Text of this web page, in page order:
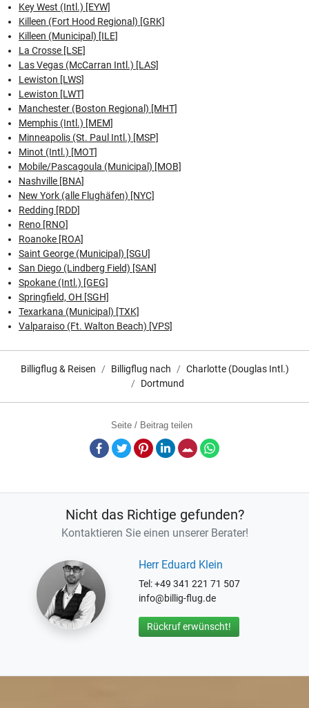
Key West (Intl.) [EYW]
Killeen (Fort Hood Regional) [GRK]
Killeen (Municipal) [ILE]
La Crosse [LSE]
Las Vegas (McCarran Intl.) [LAS]
Lewiston [LWS]
Lewiston [LWT]
Manchester (Boston Regional) [MHT]
Memphis (Intl.) [MEM]
Minneapolis (St. Paul Intl.) [MSP]
Minot (Intl.) [MOT]
Mobile/Pascagoula (Municipal) [MOB]
Nashville [BNA]
New York (alle Flughäfen) [NYC]
Redding [RDD]
Reno [RNO]
Roanoke [ROA]
Saint George (Municipal) [SGU]
San Diego (Lindberg Field) [SAN]
Spokane (Intl.) [GEG]
Springfield, OH [SGH]
Texarkana (Municipal) [TXK]
Valparaiso (Ft. Walton Beach) [VPS]
Billigflug & Reisen Billigflug nach
Charlotte (Douglas Intl.)
Dortmund
Seite / Beitrag teilen
Facebook
TwitterPinterestLinkedInE-Mail
Nicht das Richtige gefunden?
Kontaktieren Sie einen unserer Berater!
Herr Eduard Klein
Tel: +49 341 221 71 507
info@billig-flug.de
Rückruf erwünscht!